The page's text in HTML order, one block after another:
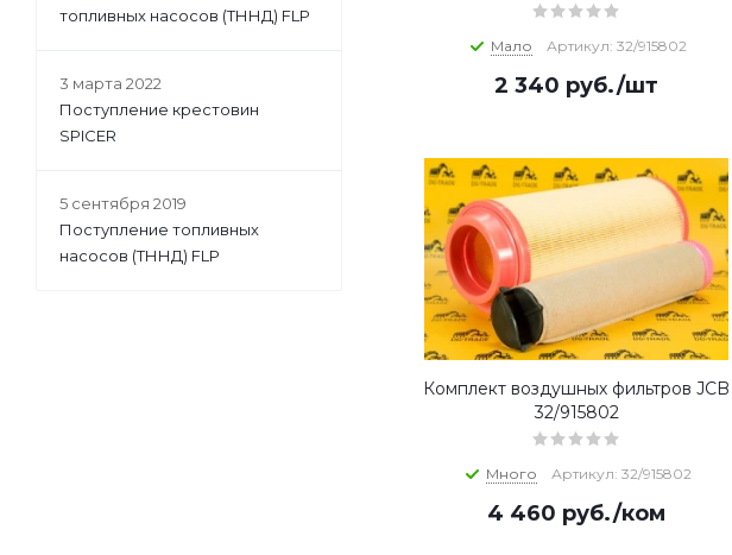
Мало Артикул: 32/915802
2 340 руб./шт
Комплект воздушных фильтров JCB
32/915802
Много Артикул: 32/915802
4 460 руб./ком
топливных насосов (ТННД) FLP
3 марта 2022
Поступление крестовин
SPICER
5 сентября 2019
Поступление топливных
насосов (ТННД) FLP